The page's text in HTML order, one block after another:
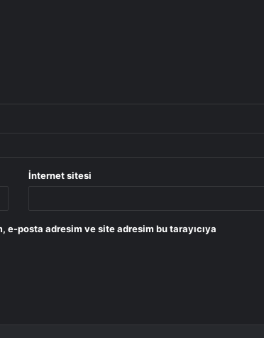
İnternet sitesi
e-posta adresim ve site adresim bu tarayıcıya